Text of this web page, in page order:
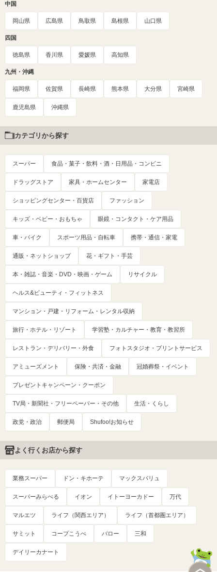
中国
岡山県 広島県 鳥取県 島根県 山口県
四国
徳島県 香川県 愛媛県 高知県
九州・沖縄
福岡県 佐賀県 長崎県 熊本県 大分県 宮崎県
鹿児島県 沖縄県
カテゴリから探す
スーパー 食品・菓子・飲料・酒・日用品・コンビニ
ドラッグストア 家具・ホームセンター 家電店
ショッピングセンター・百貨店 ファッション
キッズ・ベビー・おもちゃ 眼鏡・コンタクト・ケア用品
車・バイク スポーツ用品・自転車 携帯・通信・家電
通販・ネットショップ 花・ギフト・手芸
本・雑誌・音楽・DVD・映画・ゲーム リサイクル
ヘルス&ビューティ・フィットネス
マンション・戸建・リフォーム・レンタル収納
旅行・ホテル・リゾート 学習塾・カルチャー・教育・教習所
レストラン・デリバリー・外食 フォトスタジオ・プリントサービス
アミューズメント 保険・共済・金融 冠婚葬祭・イベント
プレゼントキャンペーン・クーポン
TV局・新聞社・フリーペーパー・その他 生活・くらし
政党・政治 郵便局 Shufoo!お知らせ
よく行くお店から探す
業務スーパー ドン・キホーテ マックスバリュ
スーパーみらべる イオン イトーヨーカドー 万代
マルエツ ライフ（関西エリア） ライフ（首都圏エリア）
サミット コープこうべ バロー 三和
デイリーカナート